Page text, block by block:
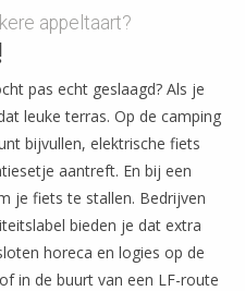
appeltaart?
pas echt geslaagd? Als je
leuke terras. Op de camping
bijvullen, elektrische fiets
aantreft. En bij een
je fiets te stallen. Bedrijven
bieden je dat extra
horeca en logies op de
in de buurt van een LF-route